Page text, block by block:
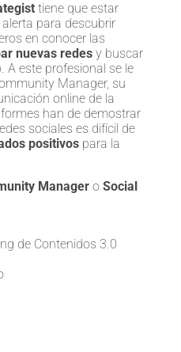
tiene que estar
para descubrir
en conocer las
nuevas redes y buscar
A este profesional se le
Manager, su
online de la
han de demostrar
sociales es difícil de
positivos para la
Manager o Social
de Contenidos 3.0